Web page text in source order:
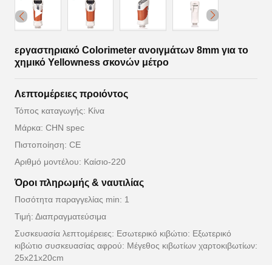
εργαστηριακό Colorimeter ανοιγμάτων 8mm για το
χημικό Yellowness σκονών μέτρο
Λεπτομέρειες προιόντος
Τόπος καταγωγής: Κίνα
Μάρκα: CHN spec
Πιστοποίηση: CE
Αριθμό μοντέλου: Καίσιο-220
Όροι πληρωμής & ναυτιλίας
Ποσότητα παραγγελίας min: 1
Τιμή: Διαπραγματεύσιμα
Συσκευασία λεπτομέρειες: Εσωτερικό κιβώτιο: Εξωτερικό
κιβώτιο συσκευασίας αφρού: Μέγεθος κιβωτίων χαρτοκιβωτίων:
25x21x20cm